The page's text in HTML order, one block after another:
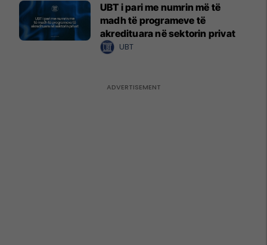
UBT i pari me numrin më të
madh të programeve të
akredituara në sektorin privat
UBT